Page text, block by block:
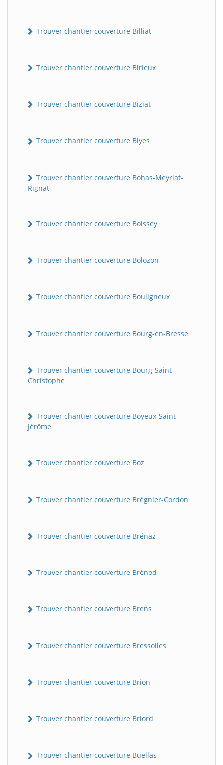
Trouver chantier couverture Billiat
Trouver chantier couverture Birieux
Trouver chantier couverture Biziat
Trouver chantier couverture Blyes
Trouver chantier couverture Bohas-Meyriat-
Rignat
Trouver chantier couverture Boissey
Trouver chantier couverture Bolozon
Trouver chantier couverture Bouligneux
Trouver chantier couverture Bourg-en-Bresse
Trouver chantier couverture Bourg-Saint-
Christophe
Trouver chantier couverture Boyeux-Saint-
Jérôme
Trouver chantier couverture Boz
Trouver chantier couverture Brégnier-Cordon
Trouver chantier couverture Brénaz
Trouver chantier couverture Brénod
Trouver chantier couverture Brens
Trouver chantier couverture Bressolles
Trouver chantier couverture Brion
Trouver chantier couverture Briord
Trouver chantier couverture Buellas